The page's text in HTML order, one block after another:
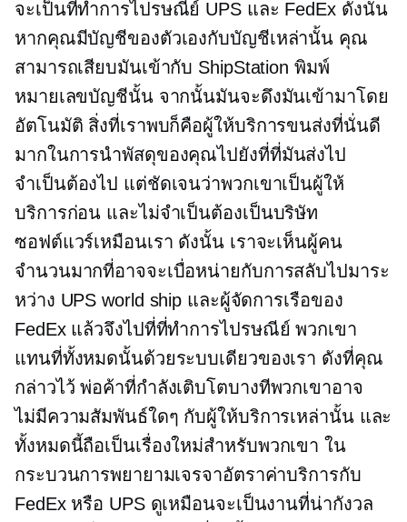
จะเป็นที่ทำการไปรษณีย์ UPS และ FedEx ดังนั้น
หากคุณมีบัญชีของตัวเองกับบัญชีเหล่านั้น คุณ
สามารถเสียบมันเข้ากับ ShipStation พิมพ์
หมายเลขบัญชีนั้น จากนั้นมันจะดึงมันเข้ามาโดย
อัตโนมัติ สิ่งที่เราพบก็คือผู้ให้บริการขนส่งที่นั่นดี
มากในการนำพัสดุของคุณไปยังที่ที่มันส่งไป
จำเป็นต้องไป แต่ชัดเจนว่าพวกเขาเป็นผู้ให้
บริการก่อน และไม่จำเป็นต้องเป็นบริษัท
ซอฟต์แวร์เหมือนเรา ดังนั้น เราจะเห็นผู้คน
จำนวนมากที่อาจจะเบื่อหน่ายกับการสลับไปมาระ
หว่าง UPS world ship และผู้จัดการเรือของ
FedEx แล้วจึงไปที่ที่ทำการไปรษณีย์ พวกเขา
แทนที่ทั้งหมดนั้นด้วยระบบเดียวของเรา ดังที่คุณ
กล่าวไว้ พ่อค้าที่กำลังเติบโตบางทีพวกเขาอาจ
ไม่มีความสัมพันธ์ใดๆ กับผู้ให้บริการเหล่านั้น และ
ทั้งหมดนี้ถือเป็นเรื่องใหม่สำหรับพวกเขา ใน
กระบวนการพยายามเจรจาอัตราค่าบริการกับ
FedEx หรือ UPS ดูเหมือนจะเป็นงานที่น่ากังวล